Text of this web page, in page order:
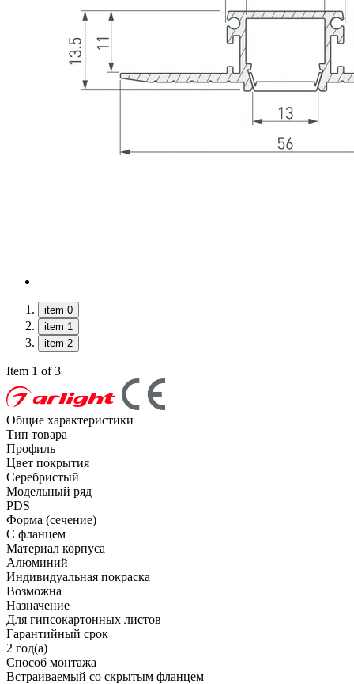
item 0
item 1
item 2
Item 1 of 3
Общие характеристики
Тип товара
Профиль
Цвет покрытия
Серебристый
Модельный ряд
PDS
Форма (сечение)
С фланцем
Материал корпуса
Алюминий
Индивидуальная покраска
Возможна
Назначение
Для гипсокартонных листов
Гарантийный срок
2 год(а)
Способ монтажа
Встраиваемый со скрытым фланцем